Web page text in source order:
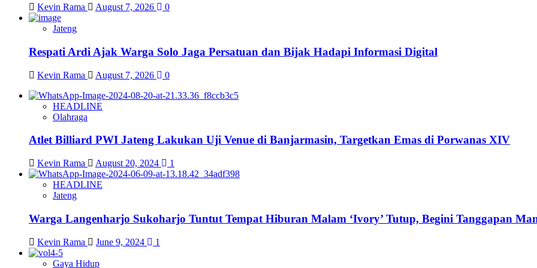
Kevin Rama August 7, 2026 0
Jateng
Respati Ardi Ajak Warga Solo Jaga Persatuan dan Bijak Hadapi Informasi Digital
Kevin Rama August 7, 2026 0
HEADLINE
Olahraga
Atlet Billiard PWI Jateng Lakukan Uji Venue di Banjarmasin, Targetkan Emas di Porwanas XIV
Kevin Rama August 20, 2024 1
HEADLINE
Jateng
Warga Langenharjo Sukoharjo Tuntut Tempat Hiburan Malam ‘Ivory’ Tutup, Begini Tanggapan
Kevin Rama June 9, 2024 1
Gaya Hidup